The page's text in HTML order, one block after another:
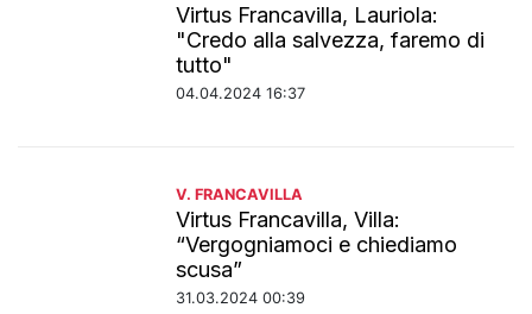
Virtus Francavilla, Lauriola:
"Credo alla salvezza, faremo di
tutto"
04.04.2024 16:37
V. FRANCAVILLA
Virtus Francavilla, Villa:
“Vergogniamoci e chiediamo
scusa”
31.03.2024 00:39